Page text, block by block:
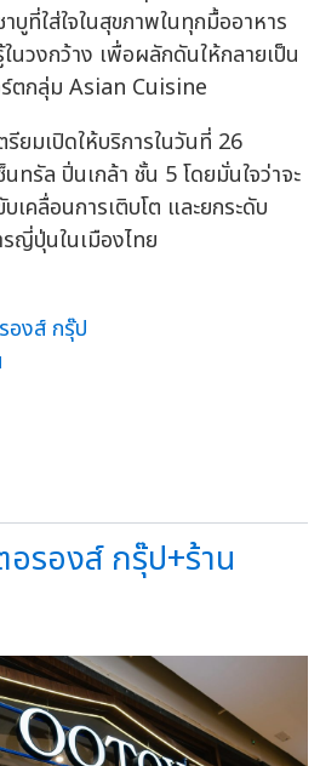
ที่ใส่ใจในสุขภาพในทุกมื้ออาหาร
นวงกว้าง เพื่อผลักดันให้กลายเป็น
ตกลุ่ม Asian Cuisine
รียมเปิดให้บริการในวันที่ 26
ทรัล ปิ่นเกล้า ชั้น 5 โดยมั่นใจว่าจะ
คลื่อนการเติบโต และยกระดับ
ญี่ปุ่นในเมืองไทย
องส์ กรุ๊ป
อรองส์ กรุ๊ป+ร้าน